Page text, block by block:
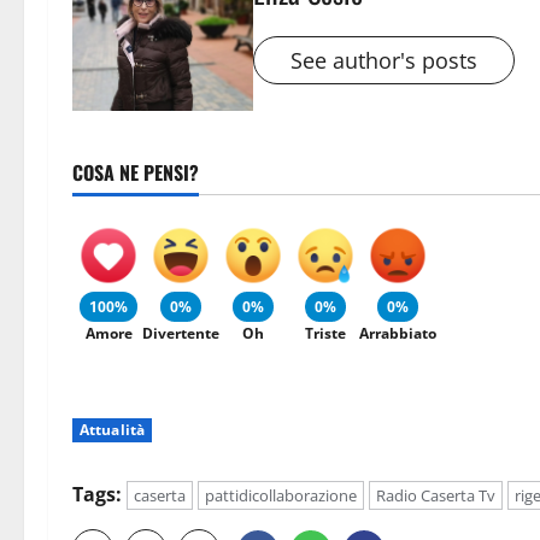
See author's posts
COSA NE PENSI?
100%
Amore
0%
Divertente
0%
Oh
0%
Triste
0%
Arrabbiato
Attualità
Tags: caserta pattidicollaborazione Radio Caserta Tv